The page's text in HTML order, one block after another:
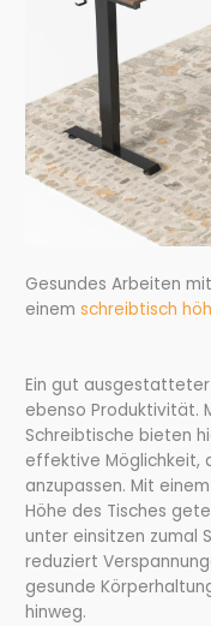
Gesundes Arbeiten
einemschreibtisch
Ein gut
ebenso Produktivität.
Schreibtische bieten
effektive Möglichkeit,
anzupassen. Mit
Höhe des Tisches
unter einsitzen zumal
reduziert
gesunde
hinweg.